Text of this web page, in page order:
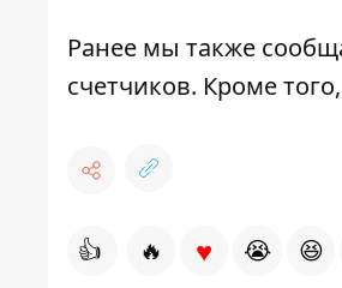
Ранее мы также
счетчиков. Кроме
👍 🔥 ♥ 😭 😆